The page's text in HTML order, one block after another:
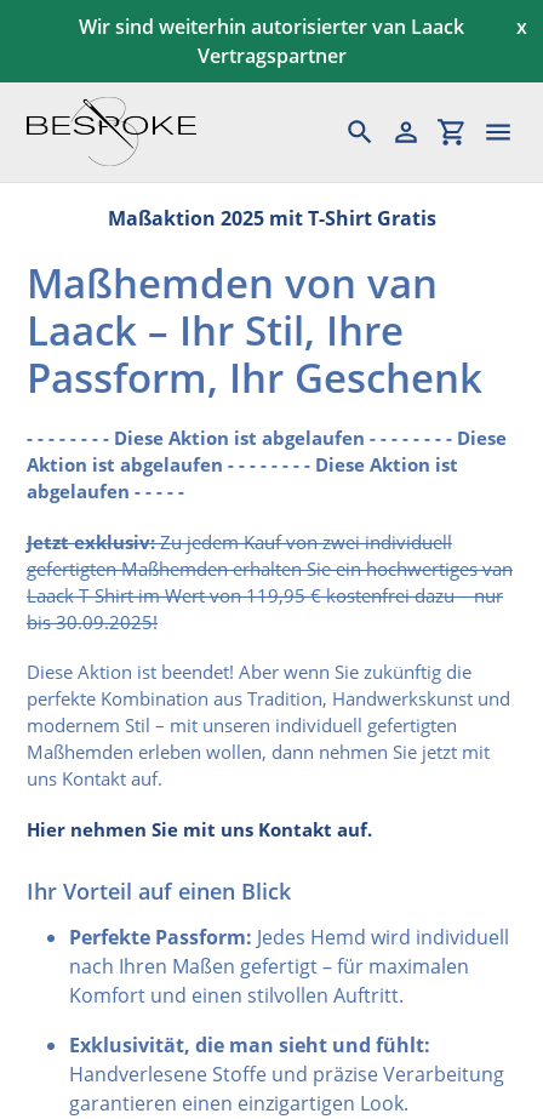
Wir sind weiterhin autorisierter van Laack
Vertragspartner
x
SuchenEinloggen
Maßkonfektion
Herren
Gutscheine
Kundenservice
News & Aktionen
Maßaktion 2025 mit T-Shirt Gratis
Maßhemden von van
Laack – Ihr Stil, Ihre
Passform, Ihr Geschenk
- - - - - - - - Diese Aktion ist abgelaufen - - - - - - - - Diese
Aktion ist abgelaufen - - - - - - - - Diese Aktion ist
abgelaufen - - - - -
Jetzt exklusiv:Zu jedem Kauf von zwei individuell
gefertigten Maßhemden erhalten Sie ein hochwertiges van
Laack T-Shirt im Wert von 119,95 € kostenfrei dazu – nur
bis 30.09.2025!
Diese Aktion ist beendet! Aber wenn Sie zukünftig die
perfekte Kombination aus Tradition, Handwerkskunst und
modernem Stil – mit unseren individuell gefertigten
Maßhemden erleben wollen, dann nehmen Sie jetzt mit
uns Kontakt auf.
Hier nehmen Sie mit uns Kontakt auf.
Ihr Vorteil auf einen Blick
Perfekte Passform: Jedes Hemd wird individuell
nach Ihren Maßen gefertigt – für maximalen
Komfort und einen stilvollen Auftritt.
Exklusivität, die man sieht und fühlt:
Handverlesene Stoffe und präzise Verarbeitung
garantieren einen einzigartigen Look.